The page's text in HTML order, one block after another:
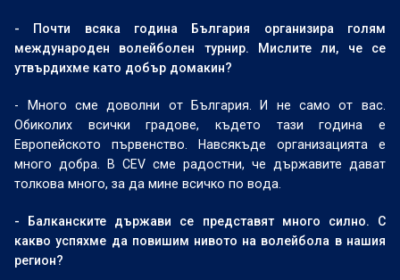
- Почти всяка година България организира голям
международен волейболен турнир. Мислите ли, че се
утвърдихме като добър домакин?
- Много сме доволни от България. И не само от вас.
Обиколих всички градове, където тази година е
Европейското първенство. Навсякъде организацията е
много добра. В CEV сме радостни, че държавите дават
толкова много, за да мине всичко по вода.
- Балканските държави се представят много силно. С
какво успяхме да повишим нивото на волейбола в нашия
регион?